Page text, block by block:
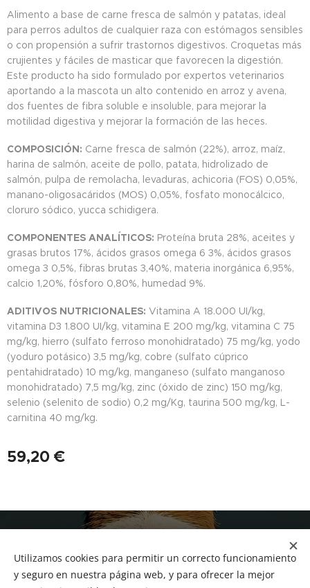
Alimento a base de carne fresca de salmón y patatas, ideal
para perros adultos de cualquier raza con estómagos sensibles
o con propensión a sufrir trastornos digestivos. Croquetas más
crujientes y fáciles de masticar que favorecen la digestión.
Este producto ha sido formulado por expertos veterinarios
aportando a la mascota un alto contenido en arroz y avena,
dos fuentes de fibra soluble e insoluble, para mejorar la
motilidad digestiva y mejorar la formación de las heces.
COMPOSICIÓN: Carne fresca de salmón (22%), arroz, maíz,
harina de salmón, aceite de pollo, patata, hidrolizado de
salmón, pulpa de remolacha, levaduras, achicoria (FOS) 0,05%,
manano-oligosacáridos (MOS) 0,05%, fosfato monocálcico,
cloruro sódico, yucca schidigera.
COMPONENTES ANALÍTICOS: Proteína bruta 28%, aceites y
grasas brutos 17%, ácidos grasos omega 6 3%, ácidos grasos
omega 3 0,5%, fibras brutas 3,40%, materia inorgánica 6,95%,
calcio 1,20%, fósforo 0,80%, humedad 9%.
ADITIVOS NUTRICIONALES: Vitamina A 18.000 UI/kg,
vitamina D3 1.800 UI/kg, vitamina E 200 mg/kg, vitamina C 75
mg/kg, hierro (sulfato ferroso monohidratado) 75 mg/kg, yodo
(yoduro potásico) 3,5 mg/kg, cobre (sulfato cúprico
pentahidratado) 10 mg/kg, manganeso (sulfato manganoso
monohidratado) 7,5 mg/kg, zinc (óxido de zinc) 150 mg/kg,
selenio (selenito de sodio) 0,2 mg/Kg, taurina 500 mg/kg, L-
carnitina 40 mg/kg.
59,20 €
Tf.666351543
Utilizamos cookies para permitir un correcto funcionamiento
y seguro en nuestra página web, y para ofrecer la mejor